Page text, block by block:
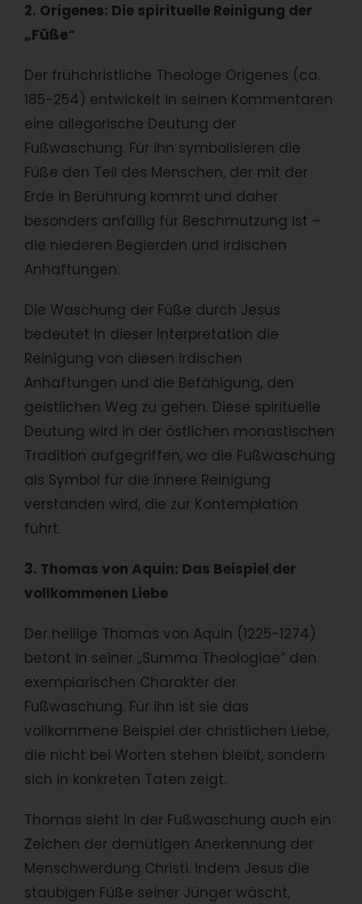
2. Origenes: Die spirituelle Reinigung der
„Füße“
Der frühchristliche Theologe Origenes (ca.
185-254) entwickelt in seinen Kommentaren
eine allegorische Deutung der
Fußwaschung. Für ihn symbolisieren die
Füße den Teil des Menschen, der mit der
Erde in Berührung kommt und daher
besonders anfällig für Beschmutzung ist –
die niederen Begierden und irdischen
Anhaftungen.
Die Waschung der Füße durch Jesus
bedeutet in dieser Interpretation die
Reinigung von diesen irdischen
Anhaftungen und die Befähigung, den
geistlichen Weg zu gehen. Diese spirituelle
Deutung wird in der östlichen monastischen
Tradition aufgegriffen, wo die Fußwaschung
als Symbol für die innere Reinigung
verstanden wird, die zur Kontemplation
führt.
3. Thomas von Aquin: Das Beispiel der
vollkommenen Liebe
Der heilige Thomas von Aquin (1225-1274)
betont in seiner „Summa Theologiae“ den
exemplarischen Charakter der
Fußwaschung. Für ihn ist sie das
vollkommene Beispiel der christlichen Liebe,
die nicht bei Worten stehen bleibt, sondern
sich in konkreten Taten zeigt.
Thomas sieht in der Fußwaschung auch ein
Zeichen der demütigen Anerkennung der
Menschwerdung Christi. Indem Jesus die
staubigen Füße seiner Jünger wäscht,